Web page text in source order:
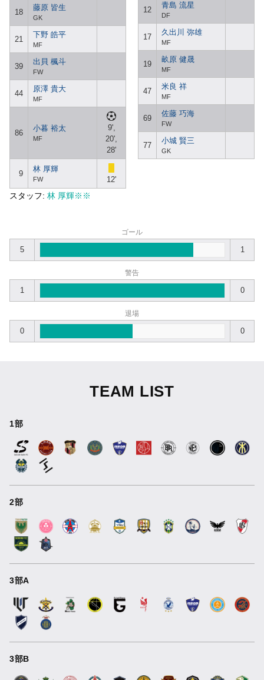
18
藤原 皆生
GK
21
下野 皓平
MF
39
出貝 楓斗
FW
44
原澤 貴大
MF
86
小暮 裕太
MF
9',
20',
28'
9
林 厚輝
FW 12'
スタッフ: 林 厚輝※※
12
青島 流星
DF
17
久出川 弥雄
MF
19
畝原 健晟
MF
47
米良 祥
MF
69
佐藤 巧海
FW
77
小城 賢三
GK
ゴール
5 1
警告
1 0
退場
0 0
TEAM LIST
1部
2部
3部A
3部B